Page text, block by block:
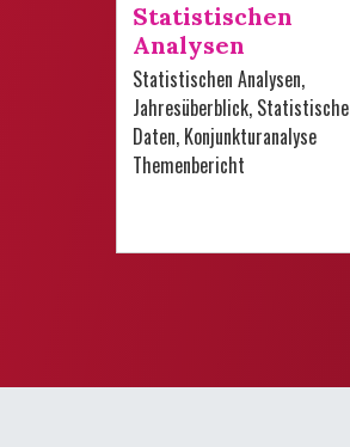
Statistischen
Analysen
Statistischen Analysen,
Jahresüberblick, Statistische
Daten, Konjunkturanalyse
Themenbericht